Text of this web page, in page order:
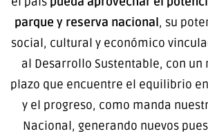
parque y reserva nacional, su
social, cultural y económico
al Desarrollo Sustentable, con un
plazo que encuentre el equilibrio
y el progreso, como manda
Nacional, generando nuevos